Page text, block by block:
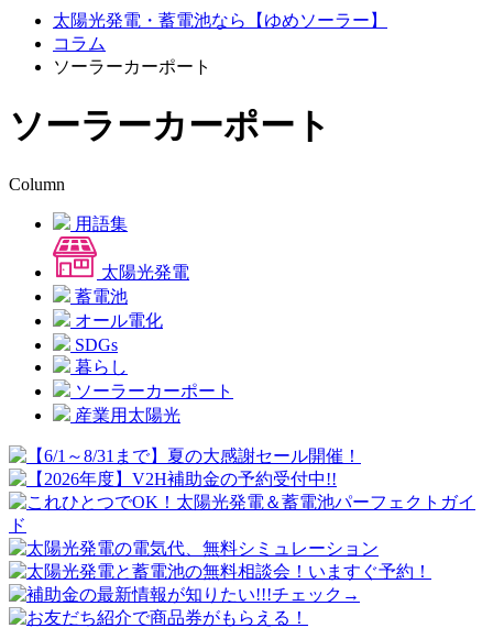
太陽光発電・蓄電池なら【ゆめソーラー】
コラム
ソーラーカーポート
ソーラーカーポート
Column
用語集
太陽光発電
蓄電池
オール電化
SDGs
暮らし
ソーラーカーポート
産業用太陽光